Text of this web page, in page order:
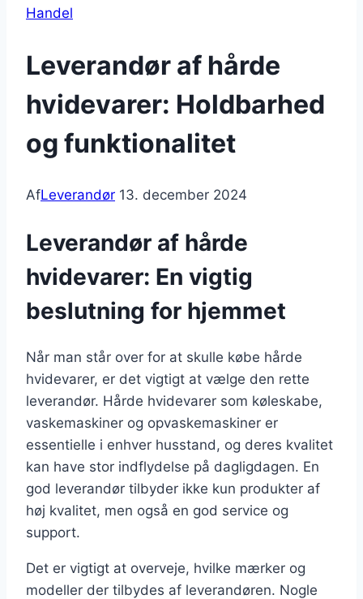
Handel
Leverandør af hårde
hvidevarer: Holdbarhed
og funktionalitet
AfLeverandør 13. december 2024
Leverandør af hårde
hvidevarer: En vigtig
beslutning for hjemmet
Når man står over for at skulle købe hårde
hvidevarer, er det vigtigt at vælge den rette
leverandør. Hårde hvidevarer som køleskabe,
vaskemaskiner og opvaskemaskiner er
essentielle i enhver husstand, og deres kvalitet
kan have stor indflydelse på dagligdagen. En
god leverandør tilbyder ikke kun produkter af
høj kvalitet, men også en god service og
support.
Det er vigtigt at overveje, hvilke mærker og
modeller der tilbydes af leverandøren. Nogle